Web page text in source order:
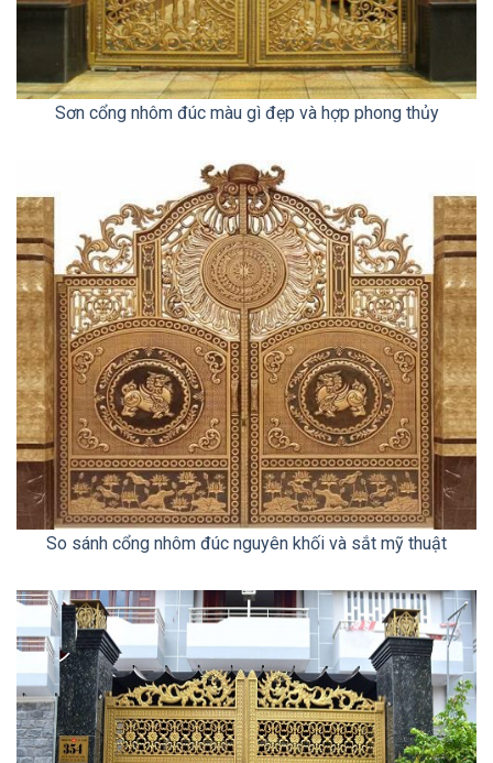
Sơn cổng nhôm đúc màu gì đẹp và hợp phong thủy
So sánh cổng nhôm đúc nguyên khối và sắt mỹ thuật